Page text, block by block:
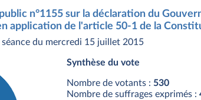
n°1155 sur la déclaration du
application de l'article 50-1 de la
séance du mercredi 15 juillet 2015
Synthèse du vote
Nombre de votants : 530
Nombre de suffrages exprimés :